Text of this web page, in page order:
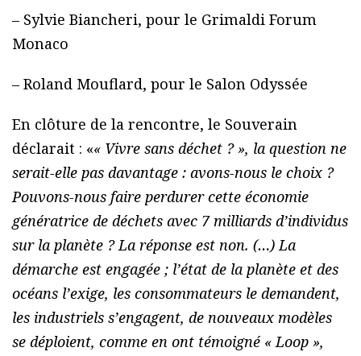
– Sylvie Biancheri, pour le Grimaldi Forum
Monaco
– Roland Mouflard, pour le Salon Odyssée
En clôture de la rencontre, le Souverain
déclarait : «« Vivre sans déchet ? », la question ne
serait-elle pas davantage : avons-nous le choix ?
Pouvons-nous faire perdurer cette économie
génératrice de déchets avec 7 milliards d’individus
sur la planète ? La réponse est non. (…) La
démarche est engagée ; l’état de la planète et des
océans l’exige, les consommateurs le demandent,
les industriels s’engagent, de nouveaux modèles
se déploient, comme en ont témoigné « Loop »,